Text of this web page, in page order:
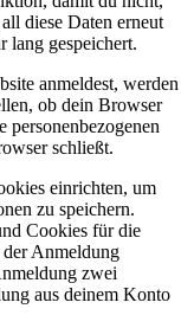
diese Daten erneut
lang gespeichert.
anmeldest, werden
ob dein Browser
personenbezogenen
schließt.
einrichten, um
zu speichern.
Cookies für die
der Anmeldung
zwei
aus deinem Konto